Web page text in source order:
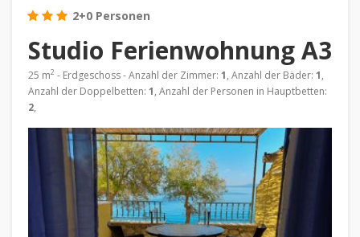
2+0 Personen
Studio Ferienwohnung A3
25 m2 - Erdgeschoss - Anzahl der Zimmer: 1, Anzahl der Bäder: 1,
Anzahl der Doppelbetten: 1, Anzahl der Personen in Hauptbetten:
2,